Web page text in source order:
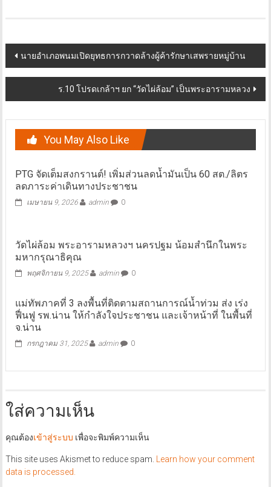
Post
navigation
นายอำเภอพนมเปิดยุทธการกวาดล้างผู้ค้ารักษาเสพรายหมู่บ้าน
ร.10 โปรดเกล้าฯ ยก “วัดไผ่ล้อม” เป็นพระอารามหลวง
You May Also Like
PTG จัดเต็มสงกรานต์! เพิ่มส่วนลดน้ำมันเป็น 60 สต./ลิตร
ลดภาระค่าเดินทางประชาชน
เมษายน 9, 2026 admin 0
วัดไผ่ล้อม พระอารามหลวงฯ นครปฐม น้อมสำนึกในพระ
มหากรุณาธิคุณ
พฤศจิกายน 9, 2025 admin 0
แม่ทัพภาคที่ 3 ลงพื้นที่ติดตามสถานการณ์น้ำท่วม ส่ง เร่ง
ฟื่นฟู รพ.น่าน ให้กำลังใจประชาชน และเจ้าหน้าที่ ในพื้นที่
จ.น่าน
กรกฎาคม 31, 2025 admin 0
ใส่ความเห็น
คุณต้องเข้าสู่ระบบ เพื่อจะพิมพ์ความเห็น
This site uses Akismet to reduce spam.
Learn how your comment
data is processed.